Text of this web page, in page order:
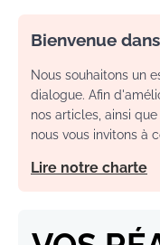
Bienvenue
Nous souhaitons un
dialogue. Afin
nos articles, ainsi
nous vous invitons à
Lire notre charte